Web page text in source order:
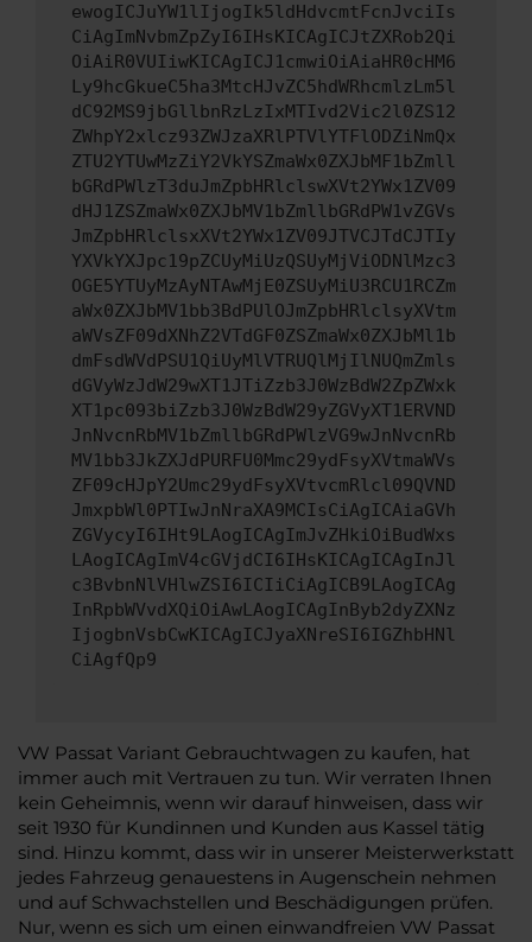
ewogICJuYW1lIjogIk5ldHdvcmtFcnJvciIs
CiAgImNvbmZpZyI6IHsKICAgICJtZXRob2Qi
OiAiR0VUIiwKICAgICJ1cmwiOiAiaHR0cHM6
Ly9hcGkueC5ha3MtcHJvZC5hdWRhcmlzLm5l
dC92MS9jbGllbnRzLzIxMTIvd2Vic2l0ZS12
ZWhpY2xlcz93ZWJzaXRlPTVlYTFlODZiNmQx
ZTU2YTUwMzZiY2VkYSZmaWx0ZXJbMF1bZmll
bGRdPWlzT3duJmZpbHRlclswXVt2YWx1ZV09
dHJ1ZSZmaWx0ZXJbMV1bZmllbGRdPW1vZGVs
JmZpbHRlclsxXVt2YWx1ZV09JTVCJTdCJTIy
YXVkYXJpc19pZCUyMiUzQSUyMjViODNlMzc3
OGE5YTUyMzAyNTAwMjE0ZSUyMiU3RCU1RCZm
aWx0ZXJbMV1bb3BdPUlOJmZpbHRlclsyXVtm
aWVsZF09dXNhZ2VTdGF0ZSZmaWx0ZXJbMl1b
dmFsdWVdPSU1QiUyMlVTRUQlMjIlNUQmZmls
dGVyWzJdW29wXT1JTiZzb3J0WzBdW2ZpZWxk
XT1pc093biZzb3J0WzBdW29yZGVyXT1ERVND
JnNvcnRbMV1bZmllbGRdPWlzVG9wJnNvcnRb
MV1bb3JkZXJdPURFU0Mmc29ydFsyXVtmaWVs
ZF09cHJpY2Umc29ydFsyXVtvcmRlcl09QVND
JmxpbWl0PTIwJnNraXA9MCIsCiAgICAiaGVh
ZGVycyI6IHt9LAogICAgImJvZHkiOiBudWxs
LAogICAgImV4cGVjdCI6IHsKICAgICAgInJl
c3BvbnNlVHlwZSI6ICIiCiAgICB9LAogICAg
InRpbWVvdXQiOiAwLAogICAgInByb2dyZXNz
IjogbnVsbCwKICAgICJyaXNreSI6IGZhbHNl
CiAgfQp9
VW Passat Variant Gebrauchtwagen zu kaufen, hat
immer auch mit Vertrauen zu tun. Wir verraten Ihnen
kein Geheimnis, wenn wir darauf hinweisen, dass wir
seit 1930 für Kundinnen und Kunden aus Kassel tätig
sind. Hinzu kommt, dass wir in unserer Meisterwerkstatt
jedes Fahrzeug genauestens in Augenschein nehmen
und auf Schwachstellen und Beschädigungen prüfen.
Nur, wenn es sich um einen einwandfreien VW Passat